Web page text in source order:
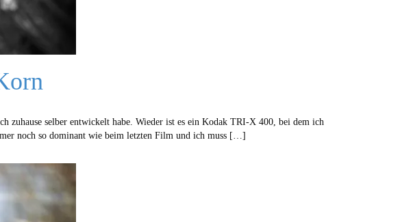
selber entwickelt habe. Wieder ist es ein Kodak TRI-X 400, bei dem ich
noch so dominant wie beim letzten Film und ich muss […]